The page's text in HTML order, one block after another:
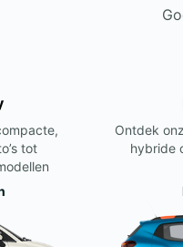
tot
Ontdek
hybride